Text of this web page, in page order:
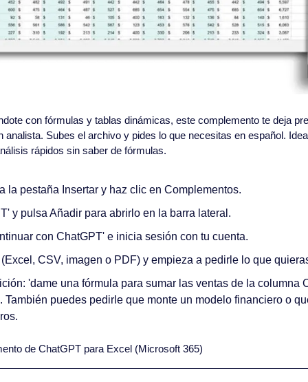
con fórmulas y tablas dinámicas, este complemento te deja
analista. Subes el archivo y pides lo que necesitas en español.
rápidos sin saber de fórmulas.
la pestaña Insertar y haz clic en Complementos.
y pulsa Añadir para abrirlo en la barra lateral.
con ChatGPT' e inicia sesión con tu cuenta.
CSV, imagen o PDF) y empieza a pedirle lo que
'dame una fórmula para sumar las ventas de la columna
También puedes pedirle que monte un modelo financiero o
de ChatGPT para Excel (Microsoft 365)